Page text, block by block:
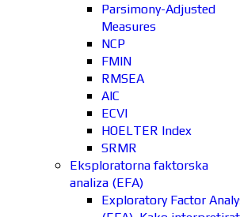
Parsimony-Adjusted
Measures
NCP
FMIN
RMSEA
AIC
ECVI
HOELTER Index
SRMR
Eksploratorna faktorska
analiza (EFA)
Exploratory Factor